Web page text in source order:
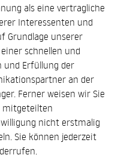
als eine vertragliche
Interessenten und
Grundlage unserer
schnellen und
Erfüllung der
an der
Ferner weisen wir Sie
mitgeteilten
nicht erstmalig
Sie können jederzeit